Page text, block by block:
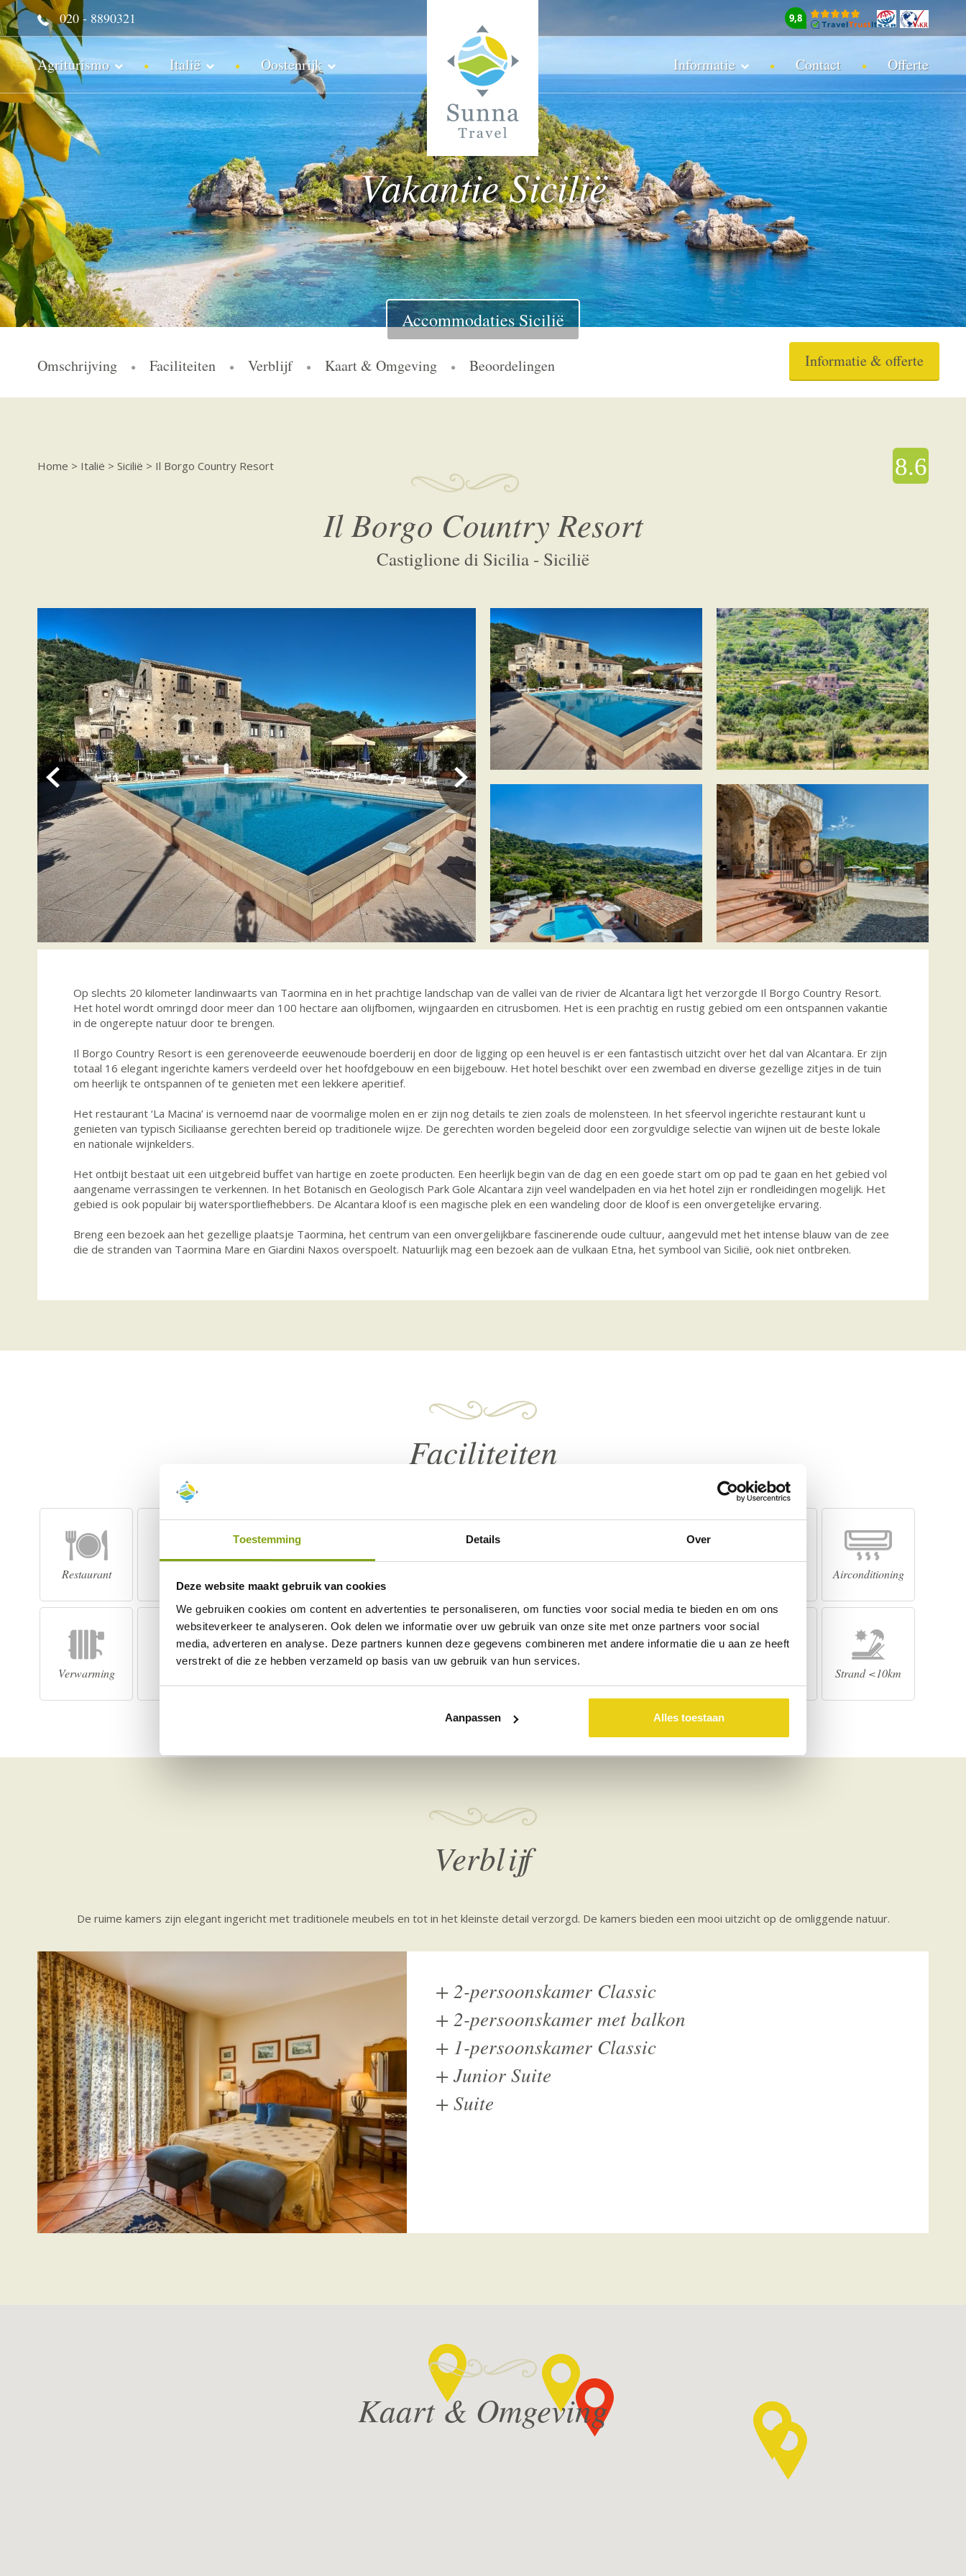
Toestemming Details Over
Deze website maakt gebruik van cookies
We gebruiken cookies om content en advertenties te personaliseren, om functies voor social media te bieden en om ons
websiteverkeer te analyseren. Ook delen we informatie over uw gebruik van onze site met onze partners voor social
media, adverteren en analyse. Deze partners kunnen deze gegevens combineren met andere informatie die u aan ze heeft
verstrekt of die ze hebben verzameld op basis van uw gebruik van hun services.
Aanpassen Alles toestaan
020 - 8890321 9,8
Agriturismo Italië Oostenrijk Informatie Contact Offerte
Vakantie Sicilië
Accommodaties Sicilië
Omschrijving Faciliteiten Verblijf Kaart & Omgeving Beoordelingen Informatie & offerte
8.6
Home > Italië > Sicilië > Il Borgo Country Resort
Il Borgo Country Resort
Castiglione di Sicilia - Sicilië
Op slechts 20 kilometer landinwaarts van Taormina en in het prachtige landschap van de vallei van de rivier de Alcantara ligt het verzorgde Il Borgo Country Resort.
Het hotel wordt omringd door meer dan 100 hectare aan olijfbomen, wijngaarden en citrusbomen. Het is een prachtig en rustig gebied om een ontspannen vakantie
in de ongerepte natuur door te brengen.
Il Borgo Country Resort is een gerenoveerde eeuwenoude boerderij en door de ligging op een heuvel is er een fantastisch uitzicht over het dal van Alcantara. Er zijn
totaal 16 elegant ingerichte kamers verdeeld over het hoofdgebouw en een bijgebouw. Het hotel beschikt over een zwembad en diverse gezellige zitjes in de tuin
om heerlijk te ontspannen of te genieten met een lekkere aperitief.
Het restaurant ‘La Macina’ is vernoemd naar de voormalige molen en er zijn nog details te zien zoals de molensteen. In het sfeervol ingerichte restaurant kunt u
genieten van typisch Siciliaanse gerechten bereid op traditionele wijze. De gerechten worden begeleid door een zorgvuldige selectie van wijnen uit de beste lokale
en nationale wijnkelders.
Het ontbijt bestaat uit een uitgebreid buffet van hartige en zoete producten. Een heerlijk begin van de dag en een goede start om op pad te gaan en het gebied vol
aangename verrassingen te verkennen. In het Botanisch en Geologisch Park Gole Alcantara zijn veel wandelpaden en via het hotel zijn er rondleidingen mogelijk. Het
gebied is ook populair bij watersportliefhebbers. De Alcantara kloof is een magische plek en een wandeling door de kloof is een onvergetelijke ervaring.
Breng een bezoek aan het gezellige plaatsje Taormina, het centrum van een onvergelijkbare fascinerende oude cultuur, aangevuld met het intense blauw van de zee
die de stranden van Taormina Mare en Giardini Naxos overspoelt. Natuurlijk mag een bezoek aan de vulkaan Etna, het symbool van Sicilië, ook niet ontbreken.
Faciliteiten
Restaurant Airconditioning
Verwarming
rolstoelgebruik
gelegenheid
Strand <10km
Verblijf
De ruime kamers zijn elegant ingericht met traditionele meubels en tot in het kleinste detail verzorgd. De kamers bieden een mooi uitzicht op de omliggende natuur.
+2-persoonskamer Classic
+2-persoonskamer met balkon
+ 1-persoonskamer Classic
+Junior Suite
+Suite
Kaart & Omgeving